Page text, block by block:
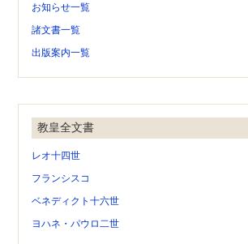
お知らせ一覧
諸文書一覧
出版案内一覧
教皇全文書
レオ十四世
フランシスコ
ベネディクト十六世
ヨハネ・パウロ二世